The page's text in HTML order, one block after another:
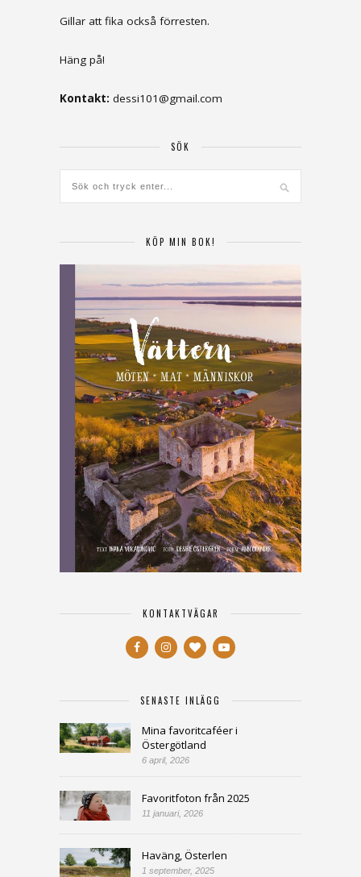
Gillar att fika också förresten.
Häng på!
Kontakt: dessi101@gmail.com
SÖK
KÖP MIN BOK!
KONTAKTVÄGAR
SENASTE INLÄGG
Mina favoritcaféer i
Östergötland
6 april, 2026
Favoritfoton från 2025
11 januari, 2026
Haväng, Österlen
1 september, 2025